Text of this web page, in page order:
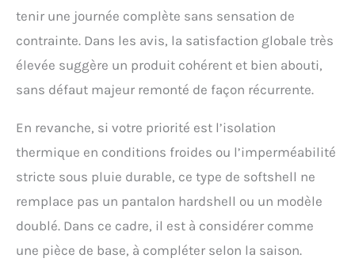
tenir une journée complète sans sensation de
contrainte. Dans les avis, la satisfaction globale très
élevée suggère un produit cohérent et bien abouti,
sans défaut majeur remonté de façon récurrente.
En revanche, si votre priorité est l’isolation
thermique en conditions froides ou l’imperméabilité
stricte sous pluie durable, ce type de softshell ne
remplace pas un pantalon hardshell ou un modèle
doublé. Dans ce cadre, il est à considérer comme
une pièce de base, à compléter selon la saison.